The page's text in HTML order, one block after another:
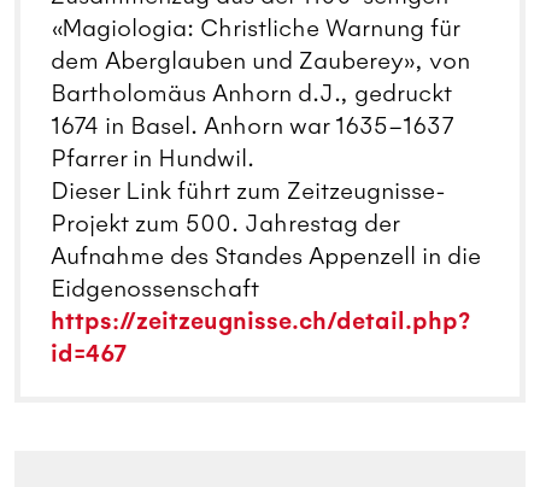
«Magiologia: Christliche Warnung für
dem Aberglauben und Zauberey», von
Bartholomäus Anhorn d.J., gedruckt
1674 in Basel. Anhorn war 1635–1637
Pfarrer in Hundwil.
Dieser Link führt zum Zeitzeugnisse-
Projekt zum 500. Jahrestag der
Aufnahme des Standes Appenzell in die
Eidgenossenschaft
https://zeitzeugnisse.ch/detail.php?
id=467